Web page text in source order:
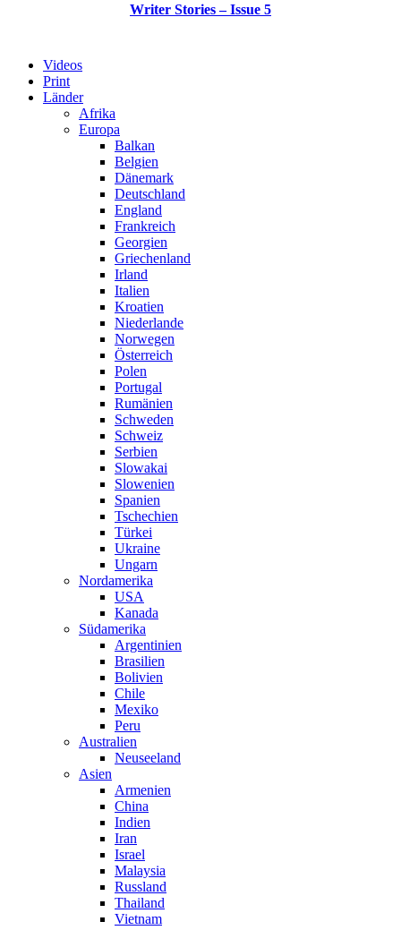
Writer Stories – Issue 5
Videos
Print
Länder
Afrika
Europa
Balkan
Belgien
Dänemark
Deutschland
England
Frankreich
Georgien
Griechenland
Irland
Italien
Kroatien
Niederlande
Norwegen
Österreich
Polen
Portugal
Rumänien
Schweden
Schweiz
Serbien
Slowakai
Slowenien
Spanien
Tschechien
Türkei
Ukraine
Ungarn
Nordamerika
USA
Kanada
Südamerika
Argentinien
Brasilien
Bolivien
Chile
Mexiko
Peru
Australien
Neuseeland
Asien
Armenien
China
Indien
Iran
Israel
Malaysia
Russland
Thailand
Vietnam